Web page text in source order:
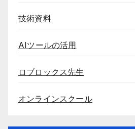
技術資料
AIツールの活用
ロブロックス先生
オンラインスクール